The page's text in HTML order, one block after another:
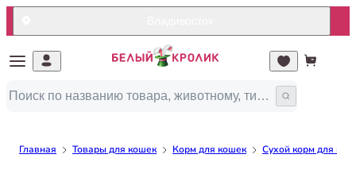
Главная Товары для кошек Корм для кошек Сухой корм для